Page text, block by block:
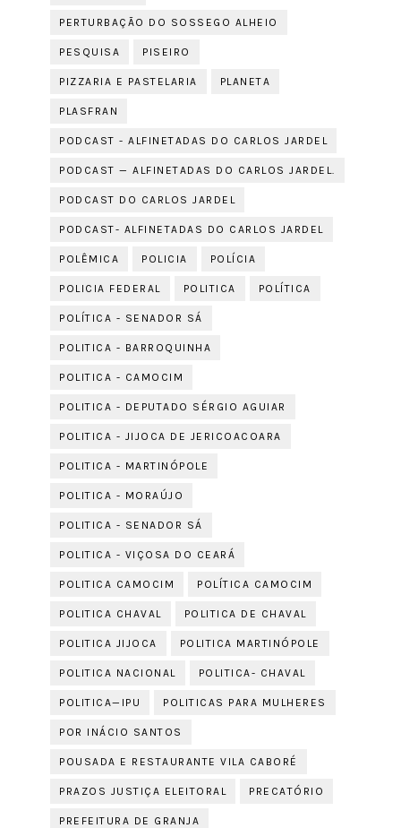
PERTURBAÇÃO DO SOSSEGO ALHEIO
PESQUISA PISEIRO
PIZZARIA E PASTELARIA PLANETA
PLASFRAN
PODCAST - ALFINETADAS DO CARLOS JARDEL
PODCAST — ALFINETADAS DO CARLOS JARDEL.
PODCAST DO CARLOS JARDEL
PODCAST- ALFINETADAS DO CARLOS JARDEL
POLÊMICA POLICIA POLÍCIA
POLICIA FEDERAL POLITICA POLÍTICA
POLÍTICA - SENADOR SÁ
POLITICA - BARROQUINHA
POLITICA - CAMOCIM
POLITICA - DEPUTADO SÉRGIO AGUIAR
POLITICA - JIJOCA DE JERICOACOARA
POLITICA - MARTINÓPOLE
POLITICA - MORAÚJO
POLITICA - SENADOR SÁ
POLITICA - VIÇOSA DO CEARÁ
POLITICA CAMOCIM POLÍTICA CAMOCIM
POLITICA CHAVAL POLITICA DE CHAVAL
POLITICA JIJOCA POLITICA MARTINÓPOLE
POLITICA NACIONAL POLITICA- CHAVAL
POLITICA—IPU POLITICAS PARA MULHERES
POR INÁCIO SANTOS
POUSADA E RESTAURANTE VILA CABORÉ
PRAZOS JUSTIÇA ELEITORAL PRECATÓRIO
PREFEITURA DE GRANJA